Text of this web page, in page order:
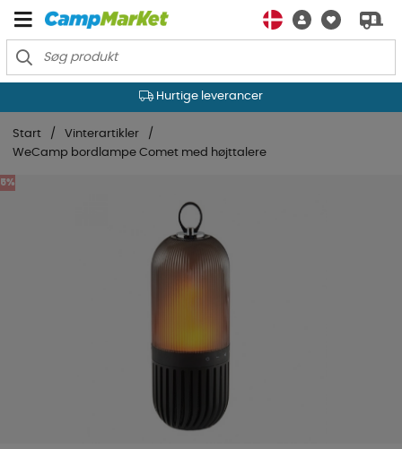
Hurtige leverancer
Start
Vinterartikler
WeCamp bordlampe Comet med højttalere
5